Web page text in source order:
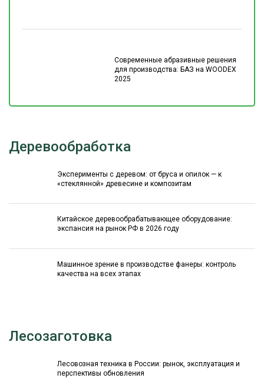
Современные абразивные решения
для производства: БАЗ на WOODEX
2025
Деревообработка
Эксперименты с деревом: от бруса и опилок — к
«стеклянной» древесине и композитам
Китайское деревообрабатывающее оборудование:
экспансия на рынок РФ в 2026 году
Машинное зрение в производстве фанеры: контроль
качества на всех этапах
Лесозаготовка
Лесовозная техника в России: рынок, эксплуатация и
перспективы обновления